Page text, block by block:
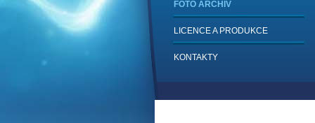
FOTO ARCHÍV
LICENCE A PRODUKCE
KONTAKTY